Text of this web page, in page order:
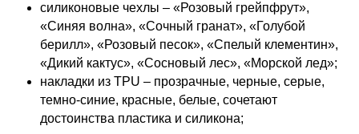
силиконовые чехлы – «Розовый грейпфрут»,
«Синяя волна», «Сочный гранат», «Голубой
берилл», «Розовый песок», «Спелый клементин»,
«Дикий кактус», «Сосновый лес», «Морской лед»;
накладки из TPU – прозрачные, черные, серые,
темно-синие, красные, белые, сочетают
достоинства пластика и силикона;